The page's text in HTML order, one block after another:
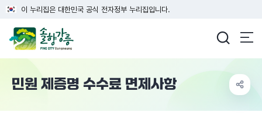
이 누리집은 대한민국 공식 전자정부 누리집입니다.
민원 제증명 수수료 면제사항